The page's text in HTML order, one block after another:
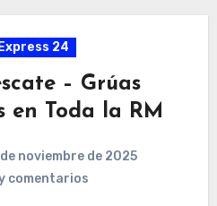
24
– Grúas
en Toda la RM
noviembre de 2025
comentarios